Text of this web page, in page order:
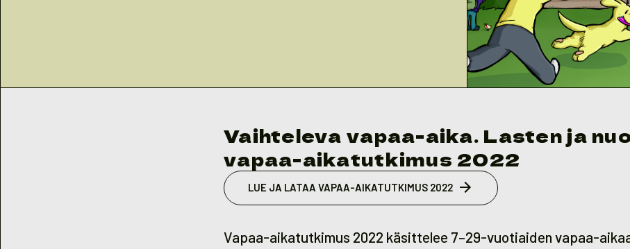
Vaihteleva vapaa-aika. Lasten ja
vapaa-aikatutkimus 2022
LUE JA LATAA VAPAA-AIKATUTKIMUS 2022
Vapaa-aikatutkimus 2022 käsittelee 7–29-vuotiaiden vapaa-